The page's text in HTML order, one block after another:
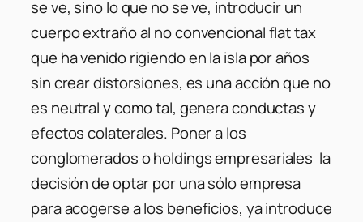
se ve, sino lo que no se ve, introducir un
cuerpo extraño al no convencional flat tax
que ha venido rigiendo en la isla por años
sin crear distorsiones, es una acción que no
es neutral y como tal, genera conductas y
efectos colaterales. Poner a los
conglomerados o holdings empresariales la
decisión de optar por una sólo empresa
para acogerse a los beneficios, ya introduce